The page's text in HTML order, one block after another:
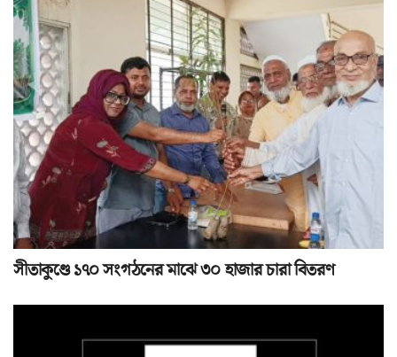
সীতাকুণ্ডে ১৭০ সংগঠনের মাঝে ৩০ হাজার চারা বিতরণ